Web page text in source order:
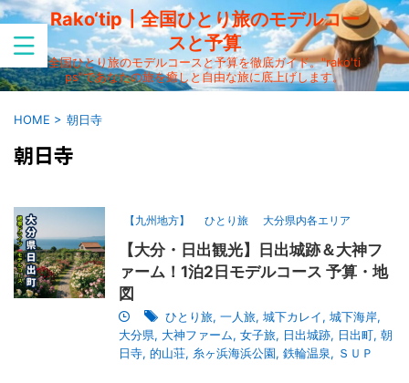
Rako‘tip┃全国ひとり旅のモデルコー
スと予算
全国ひとり旅のモデルコースと予算を徹底ガイド。"rako'ti
ps"であなたの旅を癒しと自由な旅に底上げします。
HOME > 朝日寺
朝日寺
【九州地方】 ひとり旅 大分県内各エリア
【大分・日出観光】日出城跡＆大神フ
ァーム！1泊2日モデルコース 予算・地
図
ひとり旅, 一人旅, 城下カレイ, 城下海岸,
大分県, 大神ファーム, 女子旅, 日出城跡, 日出町, 朝
日寺, 的山荘, 糸ヶ浜海浜公園, 鉄輪温泉, ＳＵＰ